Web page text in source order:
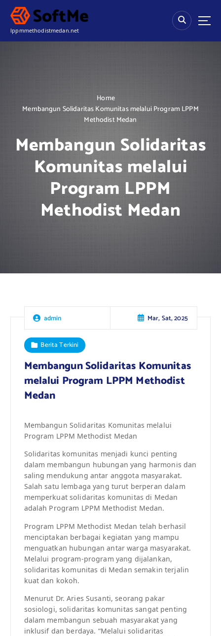
lppmmethodistmedan.net
Home
Membangun Solidaritas Komunitas melalui Program LPPM
Methodist Medan
Membangun Solidaritas
Komunitas melalui
Program LPPM
Methodist Medan
admin Mar, Sat, 2025
Berita Terkini
Membangun Solidaritas Komunitas
melalui Program LPPM Methodist
Medan
Membangun Solidaritas Komunitas melalui
Program LPPM Methodist Medan
Solidaritas komunitas menjadi kunci penting
dalam membangun hubungan yang harmonis dan
saling mendukung antar anggota masyarakat.
Salah satu lembaga yang turut berperan dalam
memperkuat solidaritas komunitas di Medan
adalah Program LPPM Methodist Medan.
Program LPPM Methodist Medan telah berhasil
menciptakan berbagai kegiatan yang mampu
menguatkan hubungan antar warga masyarakat.
Melalui program-program yang dijalankan,
solidaritas komunitas di Medan semakin terjalin
kuat dan kokoh.
Menurut Dr. Aries Susanti, seorang pakar
sosiologi, solidaritas komunitas sangat penting
dalam membangun sebuah masyarakat yang
inklusif dan berdaya. “Melalui solidaritas